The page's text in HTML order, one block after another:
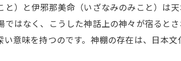
）と伊邪那美命（いざなみのみこと）は
はなく、こうした神話上の神々が宿ると
意味を持つのです。神棚の存在は、日本